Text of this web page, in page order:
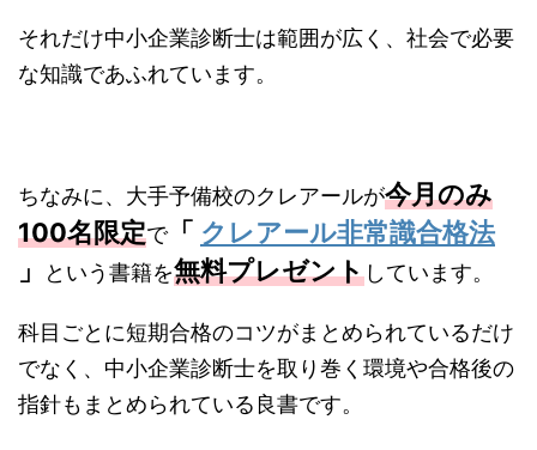
それだけ中小企業診断士は範囲が広く、社会で必要
な知識であふれています。
ちなみに、大手予備校のクレアールが今月のみ
100名限定で「 クレアール非常識合格法
」
という書籍を無料プレゼントしています。
科目ごとに短期合格のコツがまとめられているだけ
でなく、中小企業診断士を取り巻く環境や合格後の
指針もまとめられている良書です。